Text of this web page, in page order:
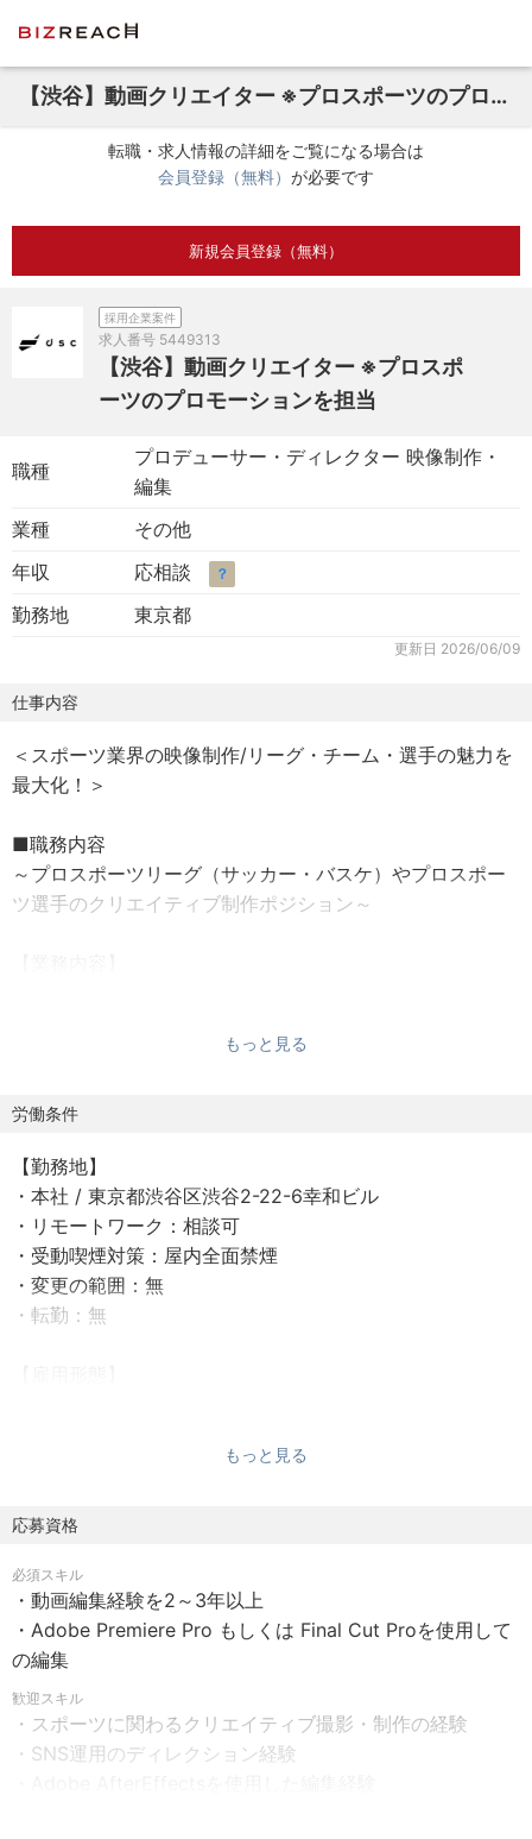
【渋谷】動画クリエイター ※プロスポーツのプロモーションを担当
転職・求人情報の詳細をご覧になる場合は
会員登録（無料） が必要です
新規会員登録（無料）
採用企業案件
求人番号 5449313
【渋谷】動画クリエイター ※プロスポ
ーツのプロモーションを担当
職種
プロデューサー・ディレクター 映像制作・
編集
業種
その他
年収
応相談 ？
勤務地 東京都
更新日 2026/06/09
仕事内容
＜スポーツ業界の映像制作/リーグ・チーム・選手の魅力を
最大化！＞
■職務内容
～プロスポーツリーグ（サッカー・バスケ）やプロスポー
ツ選手のクリエイティブ制作ポジション～
企画動画、選手のインタビューや試合日の撮影など
あり、新しいファン・既存のサポーターに届けていくお仕
事です。
例）
Jリーグのインスタグラム/X
Bリーグのインスタグラム/X
・投稿およびモニタリング
弊社はスポーツに特化したデジタルコンテンツの制作会社
です。
学生ベンチャーとして創業した弊社は、創業期においては
当初の社名である「大学スポーツチャンネル」の通り、大
学や学生競技連盟から受託したコンテンツ制作事業や大学
スポーツに特化したメディア事業（CSPark）を中心に事業
展開をしておりました。
もっと見る
労働条件
【勤務地】
・本社 / 東京都渋谷区渋谷2-22-6幸和ビル
・リモートワーク：相談可
・受動喫煙対策：屋内全面禁煙
・変更の範囲：無
・転勤：無
・10:00～19:00(所定労働時間：8時間0分)
はシフトの稼働で管理します
・時間外労働：あり
・残業月平均：20時間程度
※繁忙期：最大40時間（※担当する案件のシーズンによって
左右されます）
・休憩：60分
もっと見る
応募資格
必須スキル
・動画編集経験を2～3年以上
・Adobe Premiere Pro もしくは Final Cut Proを使用して
の編集
歓迎スキル
・スポーツに関わるクリエイティブ撮影・制作の経験
・SNS運用のディレクション経験